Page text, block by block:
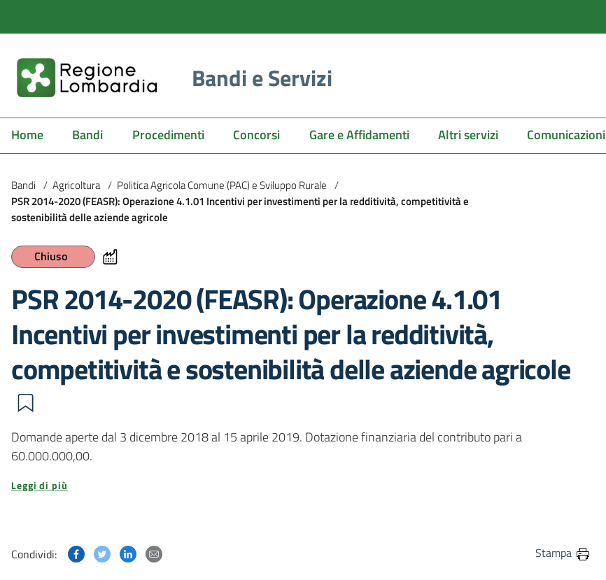
Bandi e Servizi
Home Bandi Procedimenti Concorsi Gare e Affidamenti Altri servizi Comunicazioni
Bandi / Agricoltura / Politica Agricola Comune (PAC) e Sviluppo Rurale /
PSR 2014-2020 (FEASR): Operazione 4.1.01 Incentivi per investimenti per la redditività, competitività e
sostenibilità delle aziende agricole
Chiuso
PSR 2014-2020 (FEASR): Operazione 4.1.01
Incentivi per investimenti per la redditività,
competitività e sostenibilità delle aziende agricole
Domande aperte dal 3 dicembre 2018 al 15 aprile 2019. Dotazione finanziaria del contributo pari a
60.000.000,00.
Leggi di più
Condividi: Condividi questa pagina su Facebook
Condividi questa pagina su Twitter
Condividi questa pagina su Linkedin Stampa